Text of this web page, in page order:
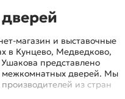
магазин и выставочные
в Кунцево, Медведково,
представлено
межкомнатных дверей. Мы
из стран